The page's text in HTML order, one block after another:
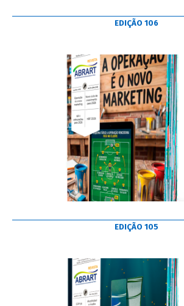
EDIÇÃO 106
EDIÇÃO 105